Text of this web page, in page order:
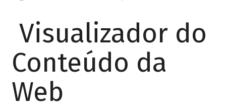
Visualizador do
Conteúdo da
Web